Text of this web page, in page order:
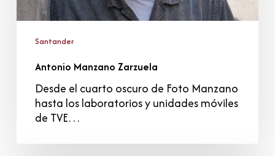
Santander
Antonio Manzano Zarzuela
Desde el cuarto oscuro de Foto Manzano
hasta los laboratorios y unidades móviles
de TVE…